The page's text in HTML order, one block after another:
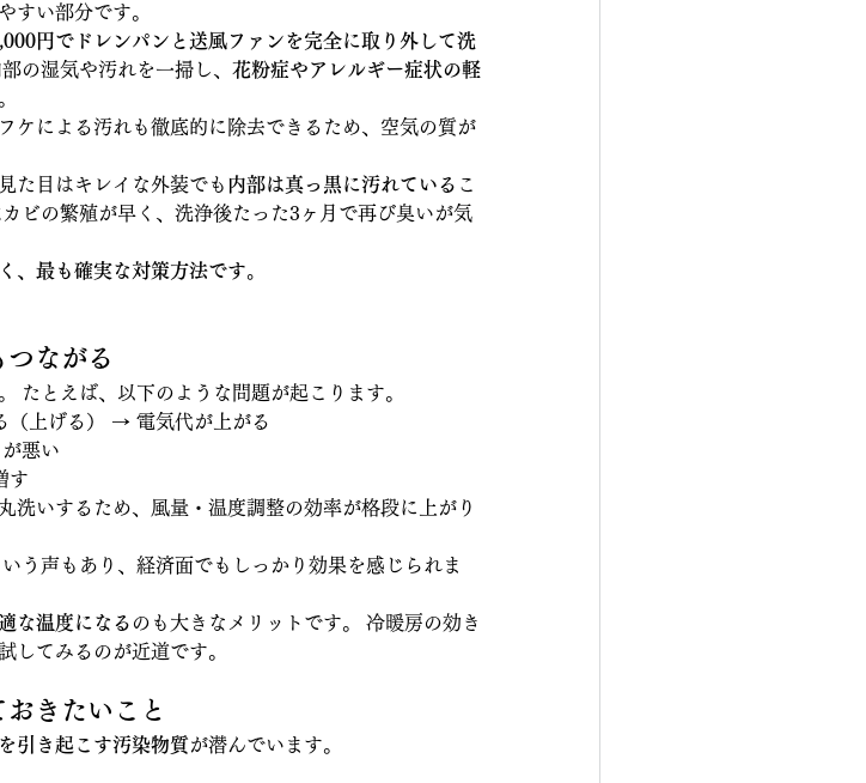
すい部分です。
円でドレンパンと送風ファンを完全に取り外して洗
の湿気や汚れを一掃し、 花粉症やアレルギー症状の軽
ケによる汚れも徹底的に除去できるため、空気の質が
た目はキレイな外装でも 内部は真っ黒に汚れている こ
ビの繁殖が早く、洗浄後たった3ヶ月で再び臭いが気
、最も確実な対策方法です。
ながる
たとえば、以下のような問題が起こります。
（上げる） → 電気代が上がる
悪い
す
洗いするため、風量・温度調整の効率が格段に上がり
いう声もあり、経済面でもしっかり効果を感じられま
な温度になる のも大きなメリットです。 冷暖房の効き
してみるのが近道です。
きたいこと
引き起こす汚染物質が潜んでいます。